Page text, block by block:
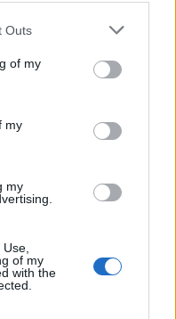
one or more Google
You may click to
its third-party tags to
in below Google
Outs
of my
my
my
of my
with the
Shore.
Fulham
της 56
Βρετανία,
ενώ «τρέχει»